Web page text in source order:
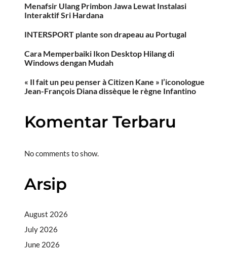
Menafsir Ulang Primbon Jawa Lewat Instalasi
Interaktif Sri Hardana
INTERSPORT plante son drapeau au Portugal
Cara Memperbaiki Ikon Desktop Hilang di
Windows dengan Mudah
« Il fait un peu penser à Citizen Kane » l’iconologue
Jean-François Diana dissèque le règne Infantino
Komentar Terbaru
No comments to show.
Arsip
August 2026
July 2026
June 2026